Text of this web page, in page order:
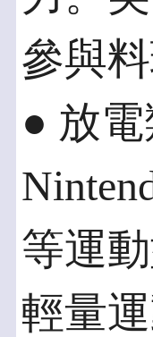
參與
● 放
等運
輕量